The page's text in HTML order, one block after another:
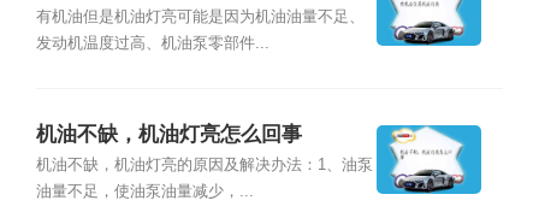
有机油但是机油灯亮可能是因为机油油量不足、
发动机温度过高、机油泵零部件...
机油不缺，机油灯亮怎么回事
机油不缺，机油灯亮的原因及解决办法：1、油泵
油量不足，使油泵油量减少，...